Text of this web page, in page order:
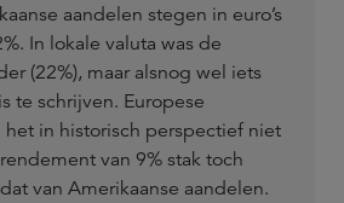
aandelen stegen in euro’s
In lokale valuta was de
(22%), maar alsnog wel iets
te schrijven. Europese
in historisch perspectief niet
van 9% stak toch
van Amerikaanse aandelen.